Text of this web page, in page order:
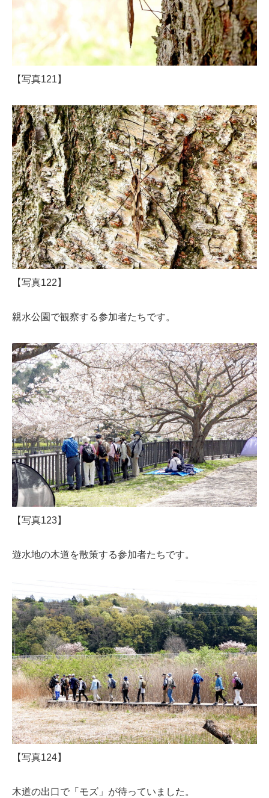
【写真121】
【写真122】
親水公園で観察する参加者たちです。
【写真123】
遊水地の木道を散策する参加者たちです。
【写真124】
木道の出口で「モズ」が待っていました。